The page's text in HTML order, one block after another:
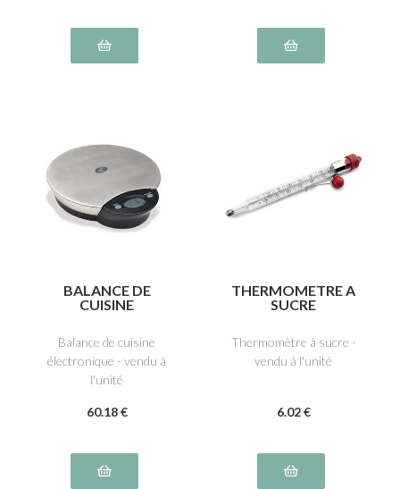
BALANCE DE
CUISINE
Balance de cuisine
électronique - vendu à
l'unité
60.18 €
THERMOMETRE A
SUCRE
Thermomètre à sucre -
vendu à l'unité
6.02 €